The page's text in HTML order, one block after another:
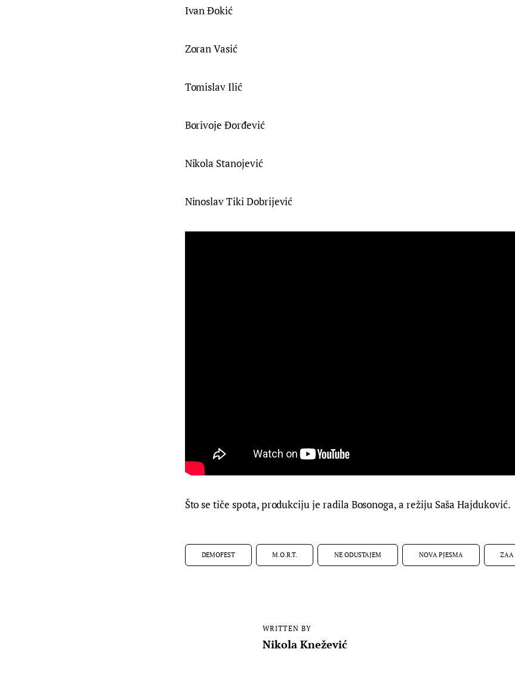
Ivan Đokić
Zoran Vasić
Tomislav Ilić
Borivoje Đorđević
Nikola Stanojević
Ninoslav Tiki Dobrijević
Što se tiče spota, produkciju je radila Bosonoga, a režiju Saša Hajduković.
DEMOFEST M.O.R.T. NE ODUSTAJEM NOVA PJESMA ZAA
WRITTEN BY
Nikola Knežević